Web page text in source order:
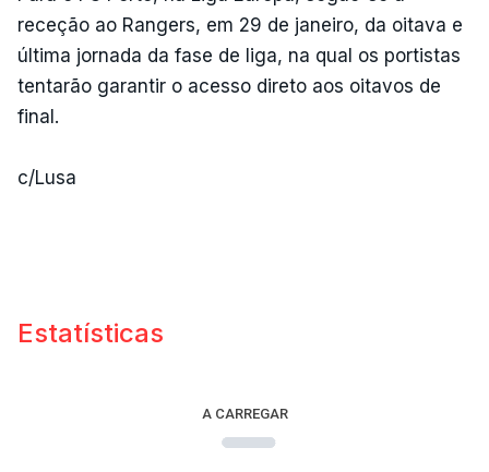
receção ao Rangers, em 29 de janeiro, da oitava e
última jornada da fase de liga, na qual os portistas
tentarão garantir o acesso direto aos oitavos de
final.
c/Lusa
Estatísticas
A CARREGAR